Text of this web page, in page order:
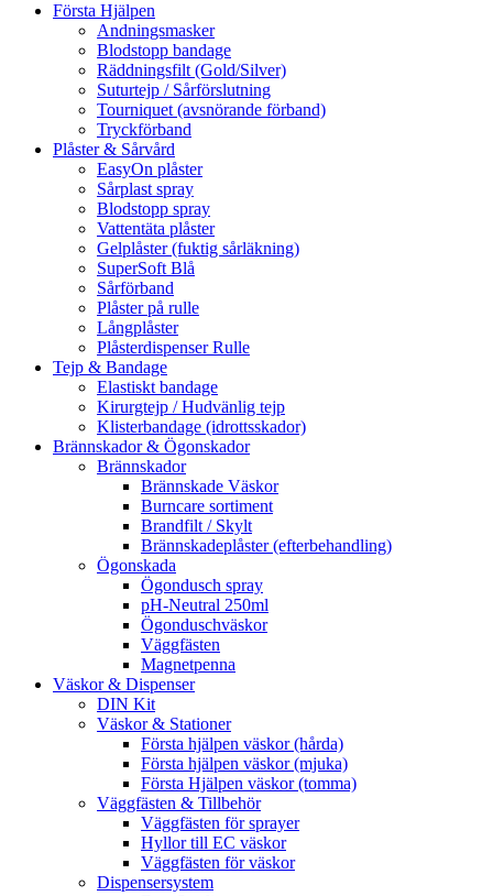
Första Hjälpen
Andningsmasker
Blodstopp bandage
Räddningsfilt (Gold/Silver)
Suturtejp / Sårförslutning
Tourniquet (avsnörande förband)
Tryckförband
Plåster & Sårvård
EasyOn plåster
Sårplast spray
Blodstopp spray
Vattentäta plåster
Gelplåster (fuktig sårläkning)
SuperSoft Blå
Sårförband
Plåster på rulle
Långplåster
Plåsterdispenser Rulle
Tejp & Bandage
Elastiskt bandage
Kirurgtejp / Hudvänlig tejp
Klisterbandage (idrottsskador)
Brännskador & Ögonskador
Brännskador
Brännskade Väskor
Burncare sortiment
Brandfilt / Skylt
Brännskadeplåster (efterbehandling)
Ögonskada
Ögondusch spray
pH-Neutral 250ml
Ögonduschväskor
Väggfästen
Magnetpenna
Väskor & Dispenser
DIN Kit
Väskor & Stationer
Första hjälpen väskor (hårda)
Första hjälpen väskor (mjuka)
Första Hjälpen väskor (tomma)
Väggfästen & Tillbehör
Väggfästen för sprayer
Hyllor till EC väskor
Väggfästen för väskor
Dispensersystem